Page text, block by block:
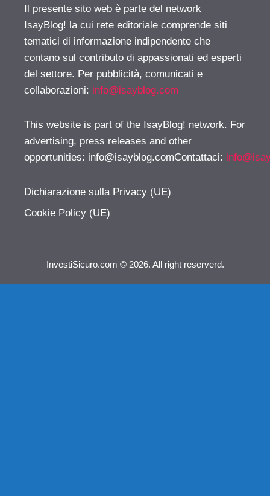
Il presente sito web è parte del network
IsayBlog! la cui rete editoriale comprende siti
tematici di informazione indipendente che
contano sul contributo di appassionati ed esperti
del settore. Per pubblicità, comunicati e
collaborazioni: info@isayblog.com
This website is part of the IsayBlog! network. For
advertising, press releases and other
opportunities: info@isayblog.comContattaci:
Dichiarazione sulla Privacy (UE)
Cookie Policy (UE)
InvestiSicuro.com © 2026. All right reserverd.